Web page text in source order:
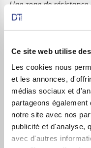
Ce site web utilise
Les cookies nous
et les annonces,
médias sociaux et
partageons
notre site avec nos
publicité et d'analyse,
avec d'autres
Une zone de
Que voit-on sur le